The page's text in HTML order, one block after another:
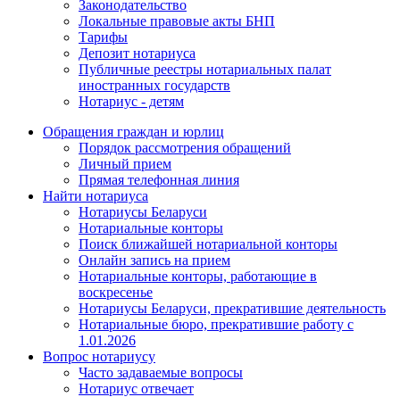
Законодательство
Локальные правовые акты БНП
Тарифы
Депозит нотариуса
Публичные реестры нотариальных палат
иностранных государств
Нотариус - детям
Обращения граждан и юрлиц
Порядок рассмотрения обращений
Личный прием
Прямая телефонная линия
Найти нотариуса
Нотариусы Беларуси
Нотариальные конторы
Поиск ближайшей нотариальной конторы
Онлайн запись на прием
Нотариальные конторы, работающие в
воскресенье
Нотариусы Беларуси, прекратившие деятельность
Нотариальные бюро, прекратившие работу с
1.01.2026
Вопрос нотариусу
Часто задаваемые вопросы
Нотариус отвечает